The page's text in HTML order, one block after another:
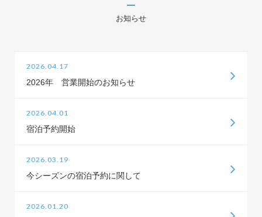
お知らせ
2026.04.17
2026年 営業開始のお知らせ
2026.04.01
宿泊予約開始
2026.03.19
今シーズンの宿泊予約に関して
2026.01.20